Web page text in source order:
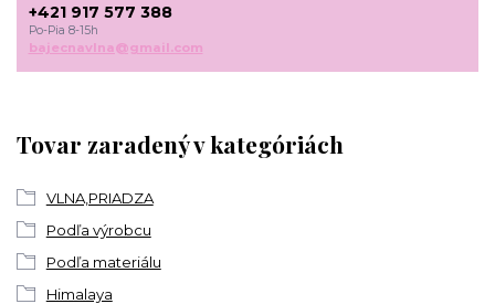
Tovar zaradený v kategóriách
VLNA,PRIADZA
Podľa výrobcu
Podľa materiálu
Himalaya
+421 917 577 388
Po-Pia 8-15h
bajecnavlna@gmail.com